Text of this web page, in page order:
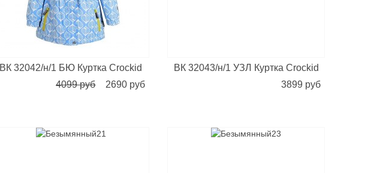
ВК 32042/н/1 БЮ Куртка Crockid
4099 руб
2690 руб
ВК 32043/н/1 УЗЛ Куртка Crockid
3899 руб